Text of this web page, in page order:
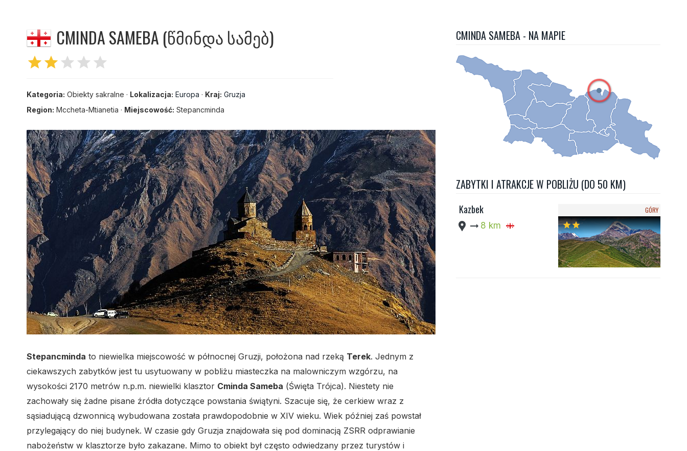
CMINDA SAMEBA (ᲬᲛᲘᲜᲓᲐ ᲡᲐᲛᲔᲑ)
starstar star star star
Kategoria: Obiekty sakralne · Lokalizacja: Europa · Kraj: Gruzja
Region: Mccheta-Mtianetia · Miejscowość: Stepancminda
Stepancminda to niewielka miejscowość w północnej Gruzji, położona nad rzeką Terek. Jednym z
ciekawszych zabytków jest tu usytuowany w pobliżu miasteczka na malowniczym wzgórzu, na
wysokości 2170 metrów n.p.m. niewielki klasztor Cminda Sameba (Święta Trójca). Niestety nie
zachowały się żadne pisane źródła dotyczące powstania świątyni. Szacuje się, że cerkiew wraz z
sąsiadującą dzwonnicą wybudowana została prawdopodobnie w XIV wieku. Wiek później zaś powstał
przylegający do niej budynek. W czasie gdy Gruzja znajdowała się pod dominacją ZSRR odprawianie
nabożeństw w klasztorze było zakazane. Mimo to obiekt był często odwiedzany przez turystów i
CMINDA SAMEBA - NA MAPIE
ZABYTKI I ATRAKCJE W POBLIŻU (DO 50 KM)
Kazbek
location_pin arrow_right_alt 8 km
GÓRY
starstar